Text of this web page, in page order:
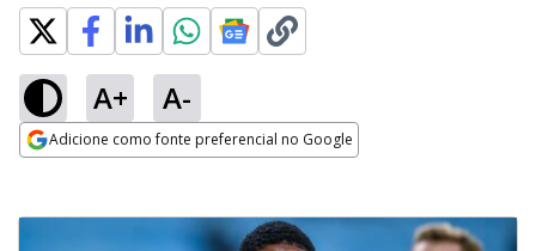
A+ A-
Adicione como fonte preferencial no Google